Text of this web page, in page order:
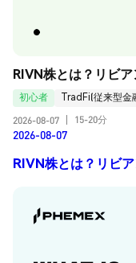
RIVN株とは？リビ
初心者
TradFi(従来型金
2026-08-07
15-20分
2026-08-07
RIVN株とは？リビ